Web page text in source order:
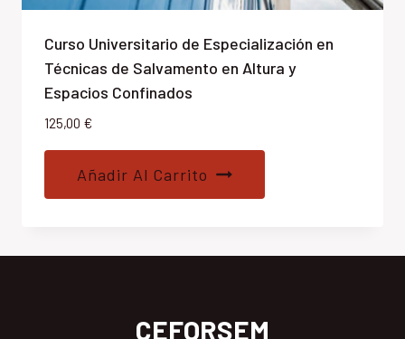
Curso Universitario de Especialización en
Técnicas de Salvamento en Altura y
Espacios Confinados
125,00 €
Añadir Al Carrito
CEFORSEM